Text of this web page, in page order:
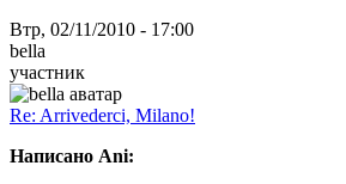
Втр, 02/11/2010 - 17:00
bella
участник
Re: Arrivederci, Milano!
Написано Ani: